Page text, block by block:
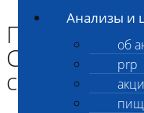
Анализы и
об
prp
СХ
с